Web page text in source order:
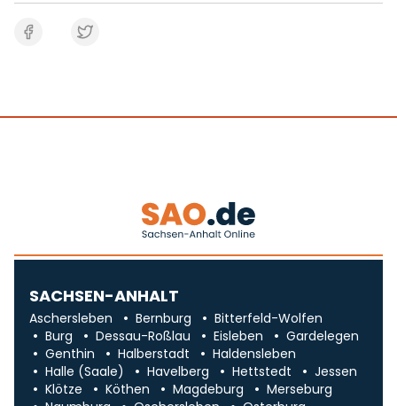
SACHSEN-ANHALT
Aschersleben Bernburg
Bitterfeld-Wolfen
Burg
Dessau-Roßlau Eisleben
Gardelegen
Genthin
Halberstadt
Haldensleben
Halle (Saale)
Havelberg Hettstedt
Jessen
Klötze
Köthen Magdeburg
Merseburg